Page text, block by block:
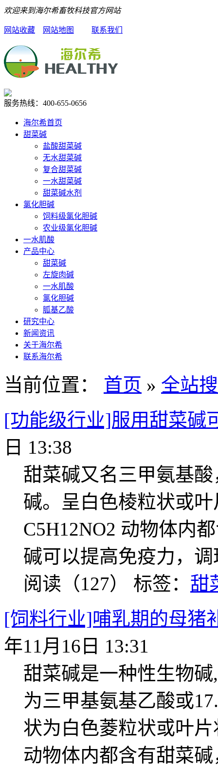
欢迎来到海尔希畜牧科技官方网站
网站收藏 网站地图 联系我们
服务热线： 400-655-0656
海尔希首页
甜菜碱
盐酸甜菜碱
无水甜菜碱
复合甜菜碱
一水甜菜碱
甜菜碱水剂
氯化胆碱
饲料级氯化胆碱
农业级氯化胆碱
一水肌酸
产品中心
甜菜碱
左旋肉碱
一水肌酸
氯化胆碱
胍基乙酸
研究中心
新闻资讯
关于海尔希
联系海尔希
当前位置： 首页 » 全站
[功能级行业]服用甜菜碱
日 13:38
甜菜碱又名三甲氨基
碱。呈白色棱粒状或
C5H12NO2 动物体内
碱可以提高免疫力，
阅读（127） 标签： 甜
[饲料行业]哺乳期的母猪
年11月16日 13:31
甜菜碱是一种性生物
为三甲基氨基乙酸或
状为白色菱粒状或叶
动物体内都含有甜菜